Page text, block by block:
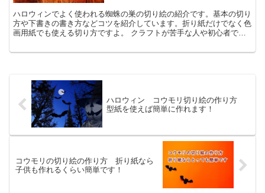
ハロウィンでよく使われる蜘蛛の巣の切り絵の紹介です。基本の切り
方や下書きの書き方などコツを紹介しています。折り紙だけでなく色
画用紙でも使える切り方ですよ。 クラフトが苦手な人や初心者でも
ハロウィン コウモリ切り絵の作り方
型紙を使えば簡単に作れます！
コウモリの切り絵の作り方 折り紙なら
子供も作れるくらい簡単です！